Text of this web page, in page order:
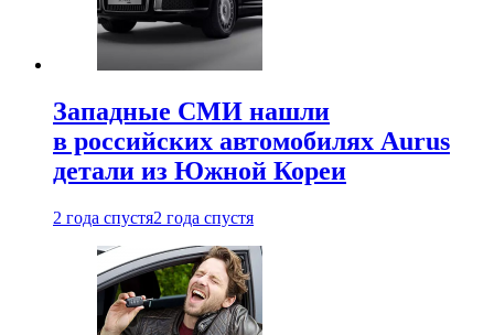
Западные СМИ нашли
в российских автомобилях Aurus
детали из Южной Кореи
2 года спустя2 года спустя